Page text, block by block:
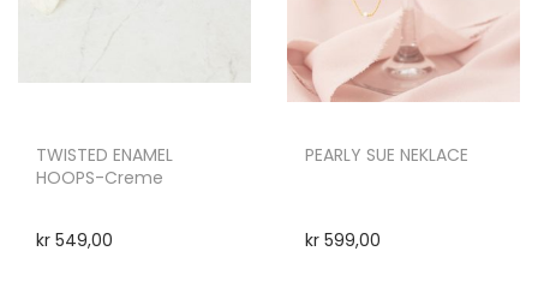
TWISTED ENAMEL
HOOPS-Creme
kr 549,00
PEARLY SUE NEKLACE
kr599,00